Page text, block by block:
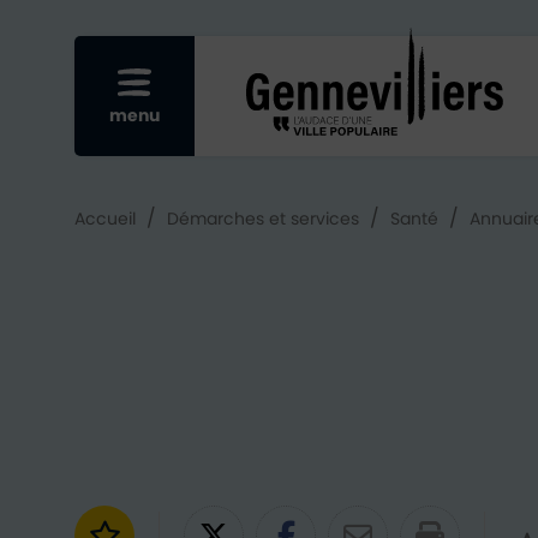
Afficher le menu mobile
menu
Accueil / Démarches et services / Santé /